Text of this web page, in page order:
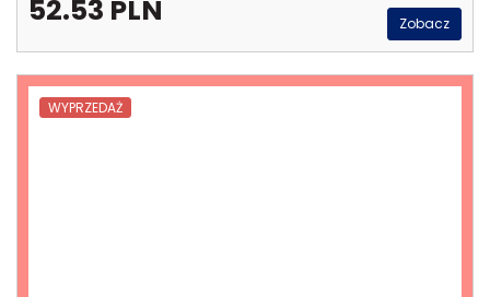
52.53 PLN Zobacz
WYPRZEDAŻ